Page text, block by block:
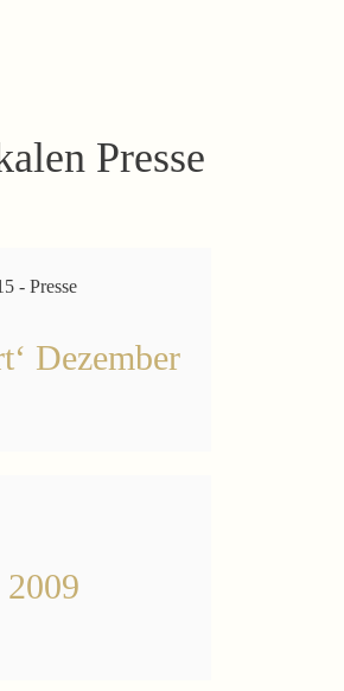
Presse
Dezember
2009